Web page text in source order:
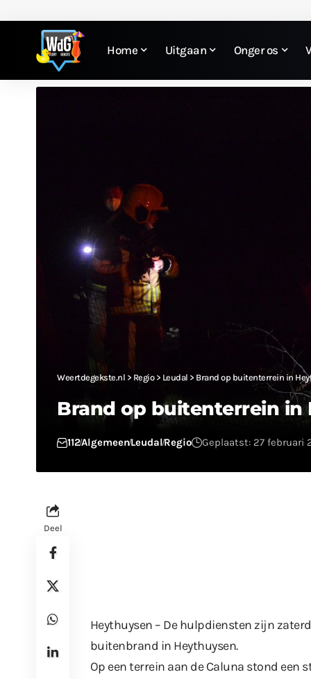
Home Uitgaan Onger os
Weertdegekste.nl > Regio> Leudal > Brand op buitenterrein in
Brand op buitenterrein in
112AlgemeenLeudalRegio Geplaatst: 27 februari
Deel
Heythuysen – De hulpdiensten zijn
buitenbrand in Heythuysen.
Op een terrein aan de Caluna stond